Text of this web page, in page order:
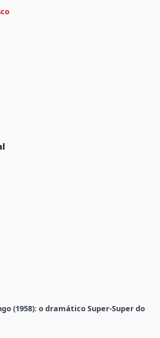
(1958): o dramático Super-Super do